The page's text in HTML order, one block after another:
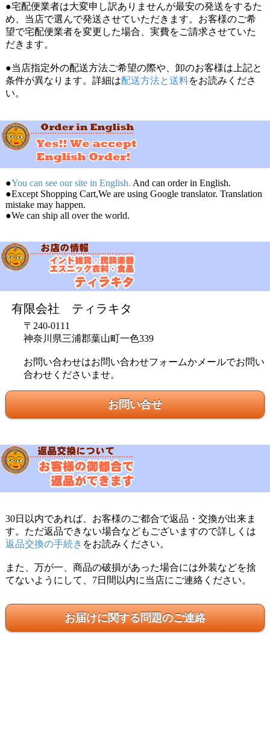
●宅配便業者は大変申し訳ありませんが最安の発送をするた
め、当店で選んで発送させていただきます。お客様のご希
望で宅配便業者を変更した場合、実費をご請求させていた
だきます。
●当店指定外の配送方法ご希望の際や、卸のお客様は上記と
条件が異なります。詳細は配送方法と送料をお読みくださ
い。
●You can see our site in English. And can order in English.
●Except Shopping Cart,We are using Google translator. Translation
mistake may happen.
●We can ship all over the world.
有限会社 ティラキタ
〒240-0111
神奈川県三浦郡葉山町一色339
お問い合わせはお問い合わせフォームかメールでお問い
合わせくださいませ。
お問い合せ
30日以内であれば、お客様のご都合で返品・交換が出来ま
す。ただ返品できない場合などもございますので詳しくは
返品交換の手続き をお読みください。
また、万が一、商品の破損があった場合には外装などを捨
てないようにして、7日間以内に当店にご連絡ください。
お届けに関する問題のご連絡